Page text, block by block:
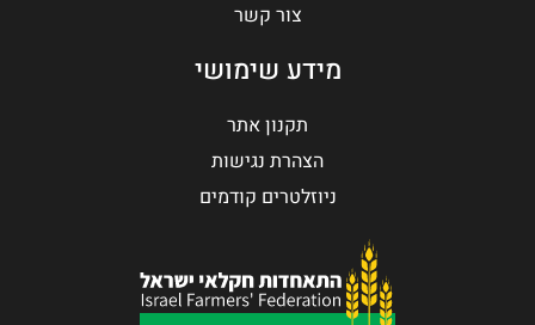
צור קשר
מידע שימושי
תקנון אתר
הצהרת נגישות
ניוזלטרים קודמים